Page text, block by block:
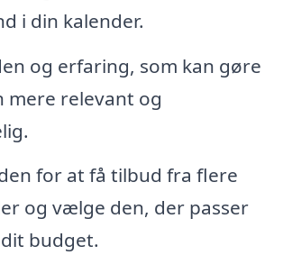
i din kalender.
og erfaring, som kan gøre
relevant og
for at få tilbud fra flere
og vælge den, der passer
budget.